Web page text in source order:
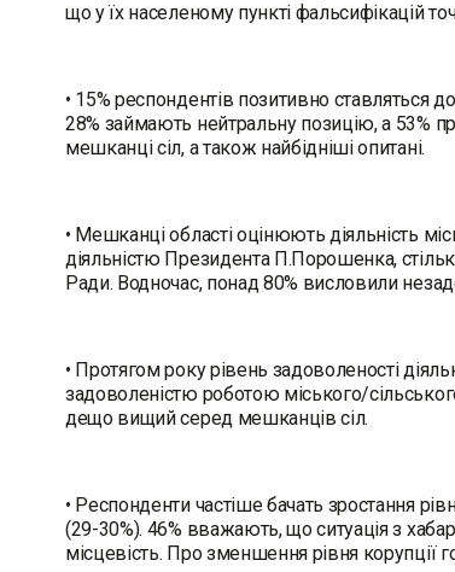
що у їх населеному пункті фальсифікацій
• 15% респондентів позитивно ставляться
28% займають нейтральну позицію, а 53%
мешканці сіл, а також найбідніші опитані.
• Мешканці області оцінюють діяльність
діяльністю Президента П.Порошенка,
Ради. Водночас, понад 80% висловили
• Протягом року рівень задоволеності
задоволеністю роботою міського/
дещо вищий серед мешканців сіл.
• Респонденти частіше бачать зростання
(29-30%). 46% вважають, що ситуація з
місцевість. Про зменшення рівня корупції